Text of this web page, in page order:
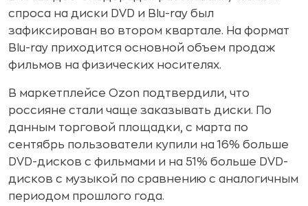
спроса на диски DVD и Blu-ray был
зафиксирован во втором квартале. На формат
Blu-ray приходится основной объем продаж
фильмов на физических носителях.
В маркетплейсе Ozon подтвердили, что
россияне стали чаще заказывать диски. По
данным торговой площадки, с марта по
сентябрь пользователи купили на 16% больше
DVD-дисков с фильмами и на 51% больше DVD-
дисков с музыкой по сравнению с аналогичным
периодом прошлого года.